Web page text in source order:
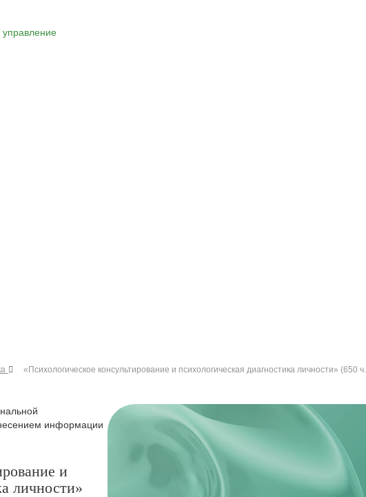
управление
«Психологическое консультирование и психологическая диагностика личности» (650
информации
и
личности»